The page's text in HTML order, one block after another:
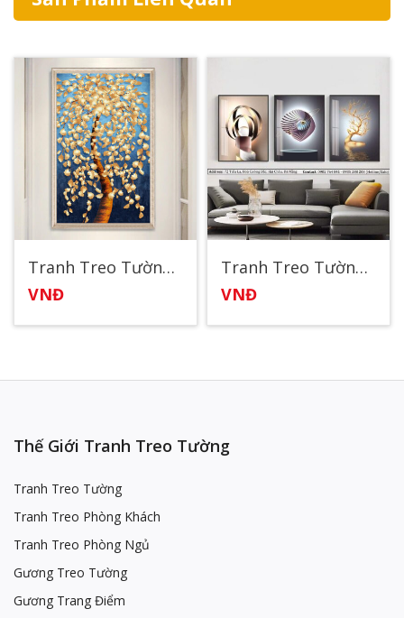
Tranh Treo Tường Nghệ Thuật Đẹp 11
VNĐ
Tranh Treo Tường Nghệ Thuật 3
VNĐ
Thế Giới Tranh Treo Tường
Tranh Treo Tường
Tranh Treo Phòng Khách
Tranh Treo Phòng Ngủ
Gương Treo Tường
Gương Trang Điểm